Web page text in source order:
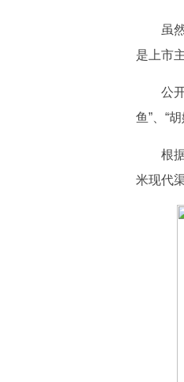
虽
是上市
公
鱼”、“
根
米现代